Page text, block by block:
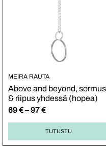
MEIRA RAUTA
Above and beyond, sormus
& riipus yhdessä (hopea)
69€–97€
TUTUSTU